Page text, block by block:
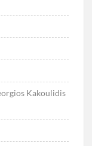
Kakoulidis